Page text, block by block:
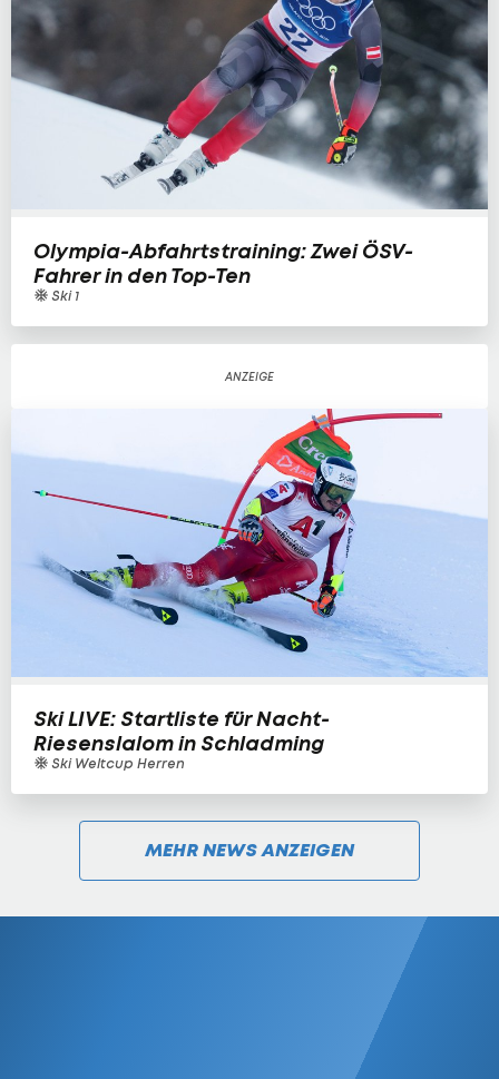
Olympia-Abfahrtstraining: Zwei ÖSV-
Fahrer in den Top-Ten
Ski 1
Ski LIVE: Startliste für Nacht-
Riesenslalom in Schladming
Ski Weltcup Herren
MEHR NEWS ANZEIGEN